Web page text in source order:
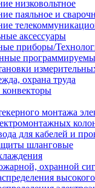
низковольтное
паяльное и
аксессуары
приборы/
охрана труда
монтажа
для кабелей и
шланговые
охранной